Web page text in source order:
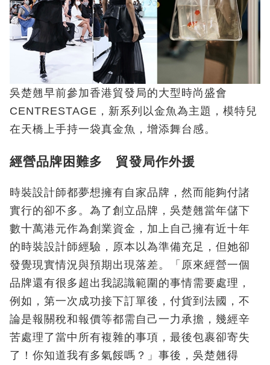
吳楚翹早前參加香港貿發局的大型時尚盛會
CENTRESTAGE，新系列以金魚為主題，模特兒
在天橋上手持一袋真金魚，增添舞台感。
經營品牌困難多 貿發局作外援
時裝設計師都夢想擁有自家品牌，然而能夠付諸
實行的卻不多。為了創立品牌，吳楚翹當年儲下
數十萬港元作為創業資金，加上自己擁有近十年
的時裝設計師經驗，原本以為準備充足，但她卻
發覺現實情況與預期出現落差。「原來經營一個
品牌還有很多超出我認識範圍的事情需要處理，
例如，第一次成功接下訂單後，付貨到法國，不
論是報關稅和報價等都需自己一力承擔，幾經辛
苦處理了當中所有複雜的事項，最後包裹卻寄失
了！你知道我有多氣餒嗎？」事後，吳楚翹得